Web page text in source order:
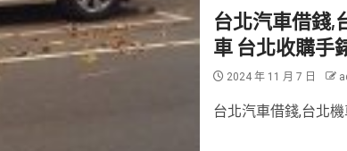
台北汽車借錢,
車 台北收購手
2024 年 11 月 7 日
台北汽車借錢,台北